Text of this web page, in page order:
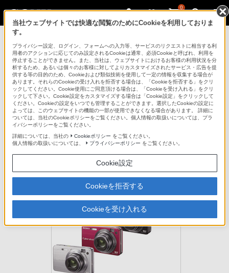
0
DSC-W170
笑顔も、夜景も逆光も、自動でキレイ。広角28mm×光学5倍ズーム
搭載
デジタルスチルカメラ
DSC-W170
生産完了
オープン価格
当社ウェブサイトでは快適な閲覧のためにCookieを利用しておりま
す。
プライバシー設定、ログイン、フォームへの入力等、サービスのリクエストに相当する利
用者のアクションに応じてのみ設定されるCookieは通常、必須Cookieと呼ばれ、利用を
停止することができません。また、当社は、ウェブサイトにおけるお客様の利用状況を分
析するため、あるいは個々のお客様に対してよりカスタマイズされたサービス・広告を提
供する等の目的のため、Cookieおよび類似技術を使用して一定の情報を収集する場合が
あります。それらのCookieの受け入れを拒否する場合は、「Cookieを拒否する」をクリ
ックしてください。Cookie使用にご同意頂ける場合は、「Cookieを受け入れる」をクリ
ックして下さい。Cookie設定をカスタマイズする場合は「Cookie設定」をクリックして
ください。Cookieの設定をいつでも管理することができます。選択したCookieの設定に
よっては、このウェブサイトの機能の一部が使用できなくなる場合があります。 詳細に
ついては、当社のCookieポリシーをご覧ください。個人情報の取扱いについては、プラ
イバシーポリシーをご覧ください。
詳細については、当社の
Cookieポリシー をご覧ください。
個人情報の取扱いについては、
プライバシーポリシー をご覧ください。
Cookie設定
Cookieを拒否する
Cookieを受け入れる